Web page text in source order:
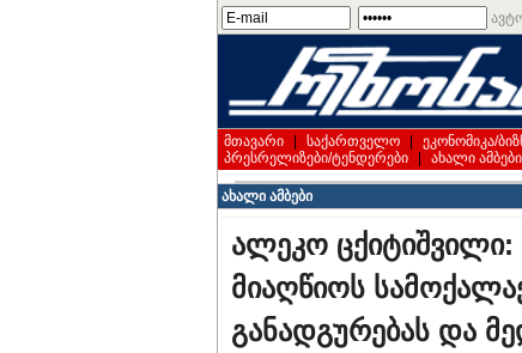
მთავარი საქართველო ეკონომიკა/
პრესრელიზები/ტენდერები
ახალი ამბები
ახალი ამბები
ალეკო ცქიტიშვილი:
მიაღწიოს
განადგურებას და